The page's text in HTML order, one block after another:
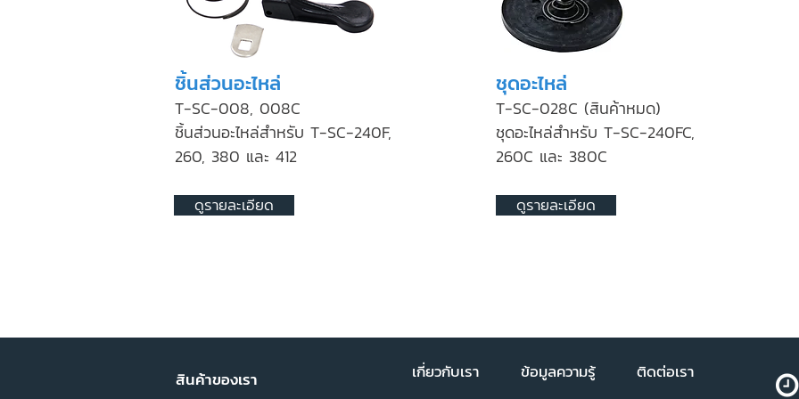
ชิ้นส่วนอะไหล่
T-SC-008, 008C
ชิ้นส่วนอะไหล่สำหรับ T-SC-240F,
260, 380 และ 412
ดูรายละเอียด
ชุดอะไหล่
T-SC-028C (สินค้าหมด)
ชุดอะไหล่สำหรับ T-SC-240FC,
260C และ 380C
ดูรายละเอียด
สินค้าของเรา เกี่ยวกับเรา ข้อมูลความรู้ ติดต่อเรา